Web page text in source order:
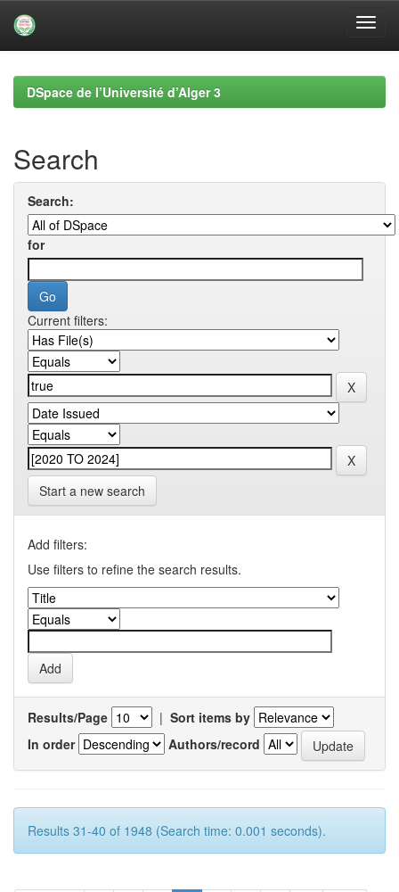
navigationDSpace de l’Université d’Alger 3
Search
Search:
for
Current filters:
Start a new search
Add filters:
Use filters to refine the search results.
Results/Page | Sort items by
In order
Authors/record
Results 31-40 of 1948 (Search time: 0.001 seconds).